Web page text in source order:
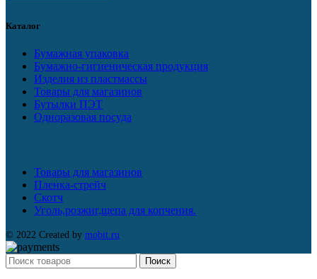
Каталог
Бумажная упаковка
Бумажно-гигиеническая продукция
Изделия из пластмассы
Товары для магазинов
Бутылки ПЭТ
Одноразовая посуда
Товары для магазинов
Пленка-стрейч
Скотч
Уголь,розжиг,щепа для копчения.
© 2022 Created by mobit.ru
Поиск